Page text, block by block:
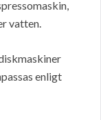
vatten.
enligt